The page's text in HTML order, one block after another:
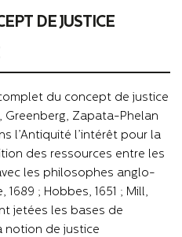
DE JUSTICE
du concept de justice
Zapata-Phelan
l’Antiquité l’intérêt pour la
des ressources entre les
les philosophes anglo-
1689 ; Hobbes, 1651 ; Mill,
jetées les bases de
notion de justice